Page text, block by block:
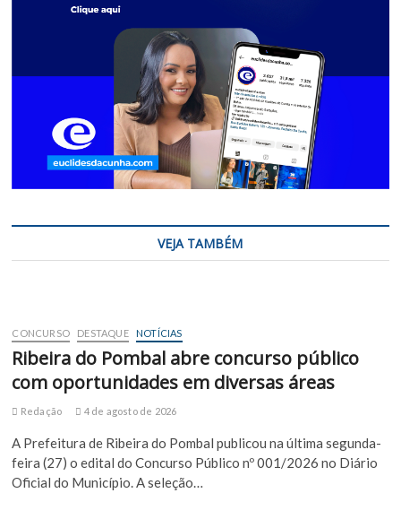
VEJA TAMBÉM
CONCURSO DESTAQUE NOTÍCIAS
Ribeira do Pombal abre concurso público
com oportunidades em diversas áreas
Redação 4 de agosto de 2026
A Prefeitura de Ribeira do Pombal publicou na última segunda-
feira (27) o edital do Concurso Público nº 001/2026 no Diário
Oficial do Município. A seleção…